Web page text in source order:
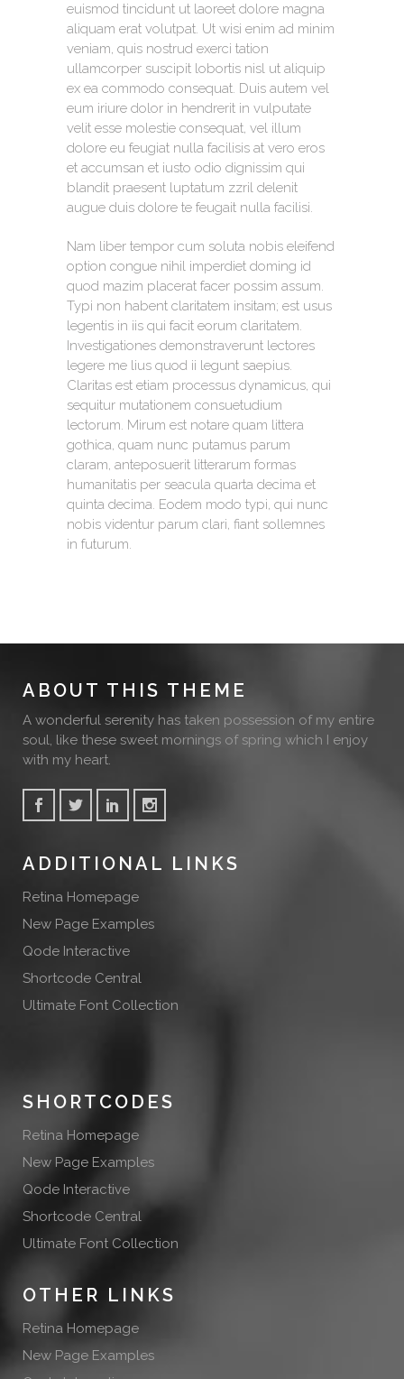
euismod tincidunt ut laoreet dolore magna
aliquam erat volutpat. Ut wisi enim ad minim
veniam, quis nostrud exerci tation
ullamcorper suscipit lobortis nisl ut aliquip
ex ea commodo consequat. Duis autem vel
eum iriure dolor in hendrerit in vulputate
velit esse molestie consequat, vel illum
dolore eu feugiat nulla facilisis at vero eros
et accumsan et iusto odio dignissim qui
blandit praesent luptatum zzril delenit
augue duis dolore te feugait nulla facilisi.
Nam liber tempor cum soluta nobis eleifend
option congue nihil imperdiet doming id
quod mazim placerat facer possim assum.
Typi non habent claritatem insitam; est usus
legentis in iis qui facit eorum claritatem.
Investigationes demonstraverunt lectores
legere me lius quod ii legunt saepius.
Claritas est etiam processus dynamicus, qui
sequitur mutationem consuetudium
lectorum. Mirum est notare quam littera
gothica, quam nunc putamus parum
claram, anteposuerit litterarum formas
humanitatis per seacula quarta decima et
quinta decima. Eodem modo typi, qui nunc
nobis videntur parum clari, fiant sollemnes
in futurum.
ABOUT THIS THEME
A wonderful serenity has taken possession of my entire
soul, like these sweet mornings of spring which I enjoy
with my heart.
ADDITIONAL LINKS
Retina Homepage
New Page Examples
Qode Interactive
Shortcode Central
Ultimate Font Collection
SHORTCODES
Retina Homepage
New Page Examples
Qode Interactive
Shortcode Central
Ultimate Font Collection
OTHER LINKS
Retina Homepage
New Page Examples